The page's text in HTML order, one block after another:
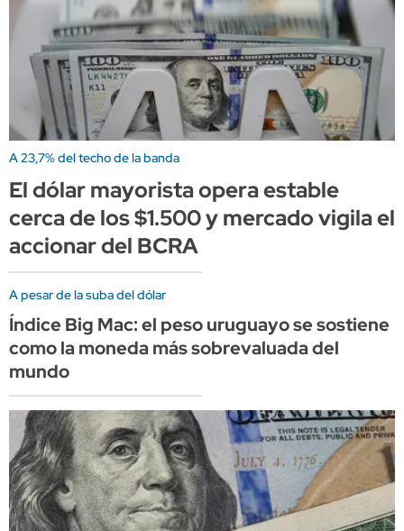
A 23,7% del techo de la banda
El dólar mayorista opera estable
cerca de los $1.500 y mercado vigila el
accionar del BCRA
A pesar de la suba del dólar
Índice Big Mac: el peso uruguayo se sostiene
como la moneda más sobrevaluada del
mundo